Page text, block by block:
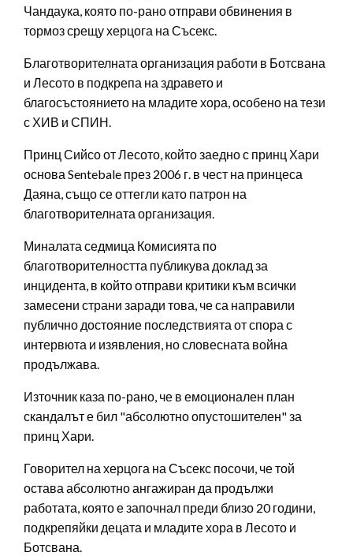
Чандаука, която по-рано отправи обвинения в
тормоз срещу херцога на Съсекс.
Благотворителната организация работи в Ботсвана
и Лесото в подкрепа на здравето и
благосъстоянието на младите хора, особено на тези
с ХИВ и СПИН.
Принц Сийсо от Лесото, който заедно с принц Хари
основа Sentebale през 2006 г. в чест на принцеса
Даяна, също се оттегли като патрон на
благотворителната организация.
Миналата седмица Комисията по
благотворителността публикува доклад за
инцидента, в който отправи критики към всички
замесени страни заради това, че са направили
публично достояние последствията от спора с
интервюта и изявления, но словесната война
продължава.
Източник каза по-рано, че в емоционален план
скандалът е бил "абсолютно опустошителен" за
принц Хари.
Говорител на херцога на Съсекс посочи, че той
остава абсолютно ангажиран да продължи
работата, която е започнал преди близо 20 години,
подкрепяйки децата и младите хора в Лесото и
Ботсвана.